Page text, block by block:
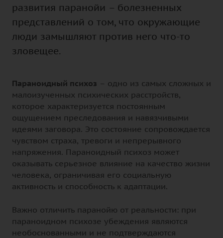
развития паранойи – болезненных
представлений о том, что окружающие
люди замышляют против него что-то
зловещее.
Параноидный психоз – одно из самых сложных и
малоизученных психических расстройств,
которое характеризуется постоянным
ощущением преследования и навязчивыми
идеями заговора. Это состояние сопровождается
чувством страха, тревоги и непрерывного
напряжения. Параноидный психоз может
оказывать серьезное влияние на качество жизни
человека, ограничивая его социальную
активность и способность к адаптации.
Важно отличить паранойю от реальности: при
параноидном психозе убеждения являются
необоснованными и не подтверждаются